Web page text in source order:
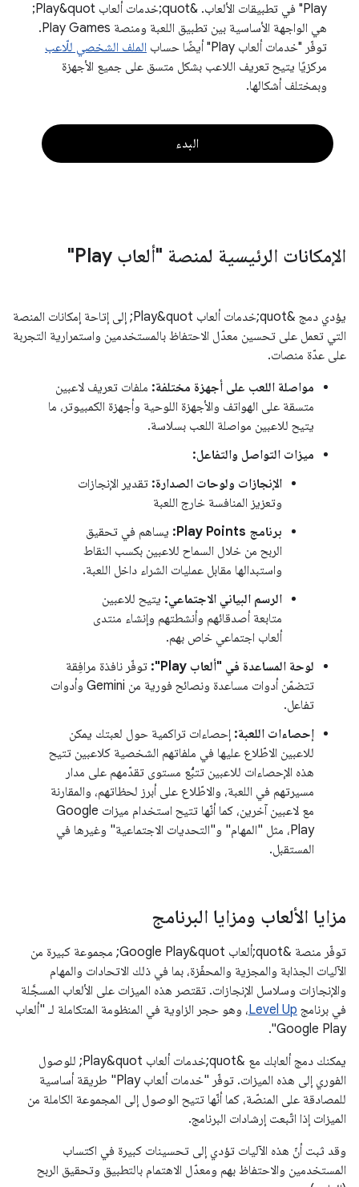
Play" في تطبيقات الألعاب. &quot;خدمات ألعاب Play&quot;
هي الواجهة الأساسية بين تطبيق اللعبة ومنصة Play Games.
توفّر "خدمات ألعاب Play" أيضًا حساب
الملف الشخصي للّاعب
مركزيًا يتيح تعريف اللاعب بشكل متسق على جميع الأجهزة
وبمختلف أشكالها.
البدء
الإمكانات الرئيسية لمنصة "ألعاب Play"
يؤدي دمج &quot;خدمات ألعاب Play&quot; إلى إتاحة إمكانات المنصة
التي تعمل على تحسين معدّل الاحتفاظ بالمستخدمين واستمرارية التجربة
على عدّة منصات.
مواصلة اللعب على أجهزة مختلفة: ملفات تعريف لاعبين
متسقة على الهواتف والأجهزة اللوحية وأجهزة الكمبيوتر، ما
يتيح للاعبين مواصلة اللعب بسلاسة.
ميزات التواصل والتفاعل:
الإنجازات ولوحات الصدارة: تقدير الإنجازات
وتعزيز المنافسة خارج اللعبة
برنامج Play Points:
يساهم في تحقيق
الربح من خلال السماح للاعبين بكسب النقاط
واستبدالها مقابل عمليات الشراء داخل اللعبة.
الرسم البياني الاجتماعي: يتيح للاعبين
متابعة أصدقائهم وأنشطتهم وإنشاء منتدى
ألعاب اجتماعي خاص بهم.
لوحة المساعدة في "ألعاب Play":
توفّر نافذة مرافِقة
تتضمّن أدوات مساعدة ونصائح فورية من Gemini وأدوات
تفاعل.
إحصاءات اللعبة: إحصاءات تراكمية حول لعبتك يمكن
للاعبين الاطّلاع عليها في ملفاتهم الشخصية كلاعبين تتيح
هذه الإحصاءات للاعبين تتبُّع مستوى تقدّمهم على مدار
مسيرتهم في اللعبة، والاطّلاع على أبرز لحظاتهم، والمقارنة
مع لاعبين آخرين، كما أنّها تتيح استخدام ميزات Google
Play، مثل "المهام" و"التحديات الاجتماعية" وغيرها في
المستقبل.
مزايا الألعاب ومزايا البرنامج
توفّر منصة &quot;ألعاب Google Play&quot; مجموعة كبيرة من
الآليات الجذابة والمجزية والمحفّزة، بما في ذلك الاتحادات والمهام
والإنجازات وسلاسل الإنجازات. تقتصر هذه الميزات على الألعاب المسجَّلة
في برنامج Level Up، وهو حجر الزاوية في المنظومة المتكاملة لـ "ألعاب
Google Play".
يمكنك دمج ألعابك مع &quot;خدمات ألعاب Play&quot; للوصول
الفوري إلى هذه الميزات. توفّر "خدمات ألعاب Play" طريقة أساسية
للمصادقة على المنصّة، كما أنّها تتيح الوصول إلى المجموعة الكاملة من
الميزات إذا اتّبعت إرشادات البرنامج.
وقد ثبت أنّ هذه الآليات تؤدي إلى تحسينات كبيرة في اكتساب
المستخدمين والاحتفاظ بهم ومعدّل الاهتمام بالتطبيق وتحقيق الربح